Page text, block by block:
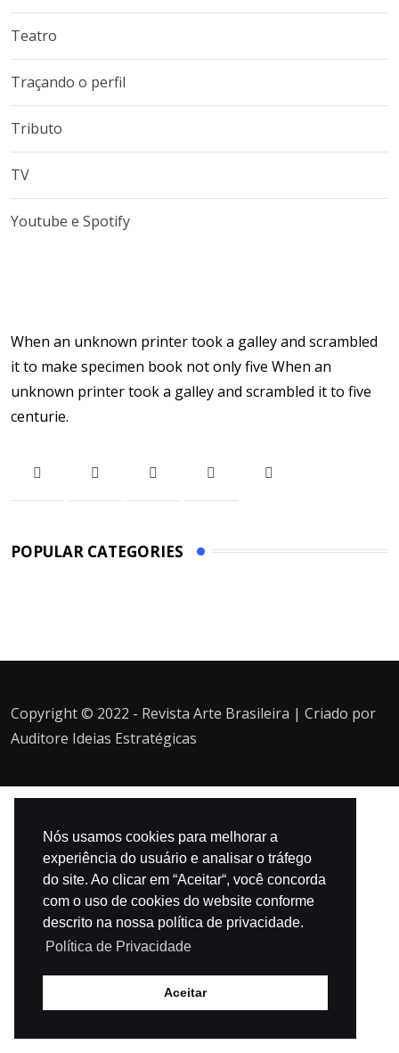
Teatro
Traçando o perfil
Tributo
TV
Youtube e Spotify
When an unknown printer took a galley and scrambled
it to make specimen book not only five When an
unknown printer took a galley and scrambled it to five
centurie.
POPULAR CATEGORIES
Copyright © 2022 - Revista Arte Brasileira | Criado por
Auditore Ideias Estratégicas
Nós usamos cookies para melhorar a
experiência do usuário e analisar o tráfego
do site. Ao clicar em “Aceitar“, você concorda
com o uso de cookies do website conforme
descrito na nossa política de privacidade.
Política de Privacidade
Aceitar